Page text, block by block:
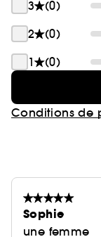
3
(0)
2
(0)
1
(0)
Conditions de
Sophie
une femme